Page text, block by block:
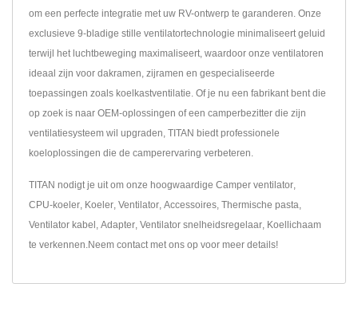
om een perfecte integratie met uw RV-ontwerp te garanderen. Onze
exclusieve 9-bladige stille ventilatortechnologie minimaliseert geluid
terwijl het luchtbeweging maximaliseert, waardoor onze ventilatoren
ideaal zijn voor dakramen, zijramen en gespecialiseerde
toepassingen zoals koelkastventilatie. Of je nu een fabrikant bent die
op zoek is naar OEM-oplossingen of een camperbezitter die zijn
ventilatiesysteem wil upgraden, TITAN biedt professionele
koeloplossingen die de camperervaring verbeteren.
TITAN nodigt je uit om onze hoogwaardige Camper ventilator
CPU-koeler Koeler Ventilator Accessoires Thermische pasta
Ventilator kabel Adapter Ventilator snelheidsregelaar Koellichaam
te verkennen. Neem contact met ons op voor meer details!